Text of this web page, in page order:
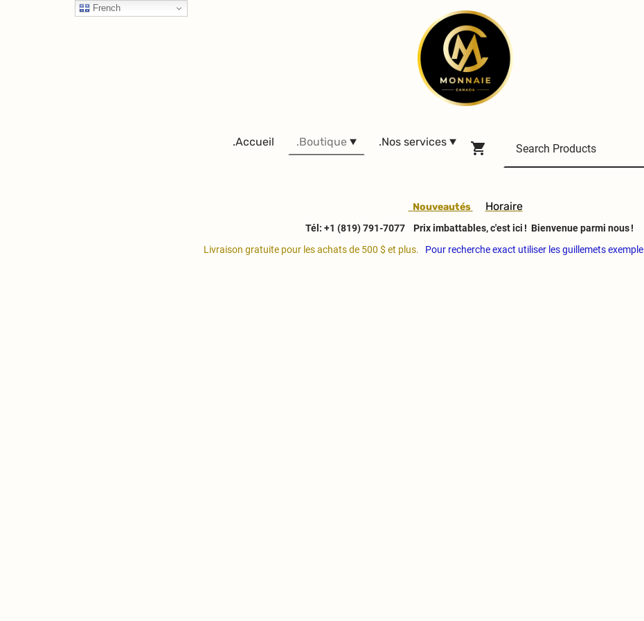
.Accueil .Boutique .Nos services
Nouveautés Horaire
Tél: +1 (819) 791-7077
Prix imbattables, c'est ici ! Bienvenue parmi nous !
Livraison gratuite pour les achats de 500 $ et plus.
Pour recherche exact utiliser les guillemets exemple
French